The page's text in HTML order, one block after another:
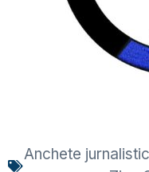
Anchete